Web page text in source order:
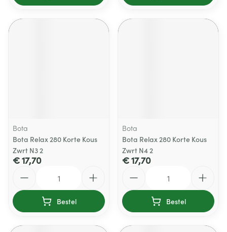
Bota
Bota Relax 280 Korte Kous
Zwrt N3 2
€ 17,70
Bestel
Bota
Bota Relax 280 Korte Kous
Zwrt N4 2
€ 17,70
Bestel